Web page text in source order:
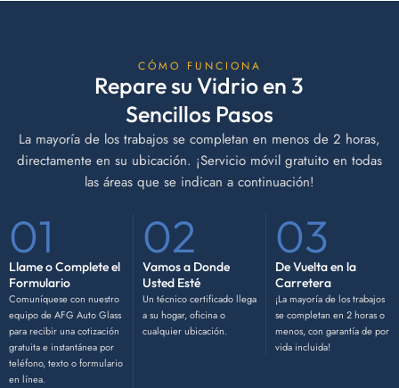
CÓMO FUNCIONA
Repare su Vidrio en 3
Sencillos Pasos
La mayoría de los trabajos se completan en menos de 2 horas,
directamente en su ubicación. ¡Servicio móvil gratuito en todas
las áreas que se indican a continuación!
01
Llame o Complete el
Formulario
Comuníquese con nuestro
equipo de AFG Auto Glass
para recibir una cotización
gratuita e instantánea por
teléfono, texto o formulario
en línea.
02
Vamos a Donde
Usted Esté
Un técnico certificado llega
a su hogar, oficina o
cualquier ubicación.
03
De Vuelta en la
Carretera
¡La mayoría de los trabajos
se completan en 2 horas o
menos, con garantía de por
vida incluida!